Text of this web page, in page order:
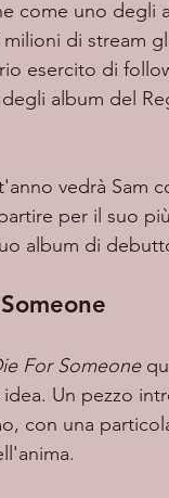
come uno degli
di stream
esercito di
album del
vedrà Sam
per il suo
album di
For Someone
Un pezzo
con una